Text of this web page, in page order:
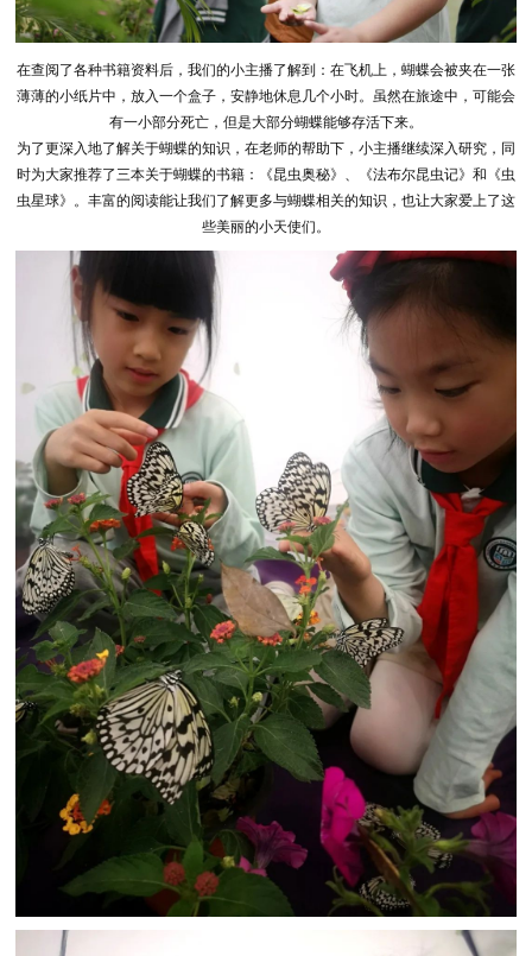
在查阅了各种书籍资料后，我们的小主播了解到：在飞机上，蝴蝶会被夹在一张
薄薄的小纸片中，放入一个盒子，安静地休息几个小时。虽然在旅途中，可能会
有一小部分死亡，但是大部分蝴蝶能够存活下来。
为了更深入地了解关于蝴蝶的知识，在老师的帮助下，小主播继续深入研究，同
时为大家推荐了三本关于蝴蝶的书籍：《昆虫奥秘》、《法布尔昆虫记》和《虫
虫星球》。丰富的阅读能让我们了解更多与蝴蝶相关的知识，也让大家爱上了这
些美丽的小天使们。